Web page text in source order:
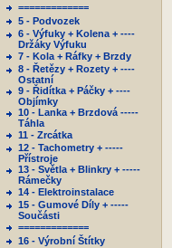
=============
5 - Podvozek
6 - Výfuky + Kolena + ----
Držáky Výfuku
7 - Kola + Ráfky + Brzdy
8 - Řetězy + Rozety + ----
Ostatní
9 - Řidítka + Páčky + ----
Objímky
10 - Lanka + Brzdová -----
Táhla
11 - Zrcátka
12 - Tachometry + -----
Přístroje
13 - Světla + Blinkry + -----
Rámečky
14 - Elektroinstalace
15 - Gumové Díly + -----
Součásti
=============
16 - Výrobní Štítky